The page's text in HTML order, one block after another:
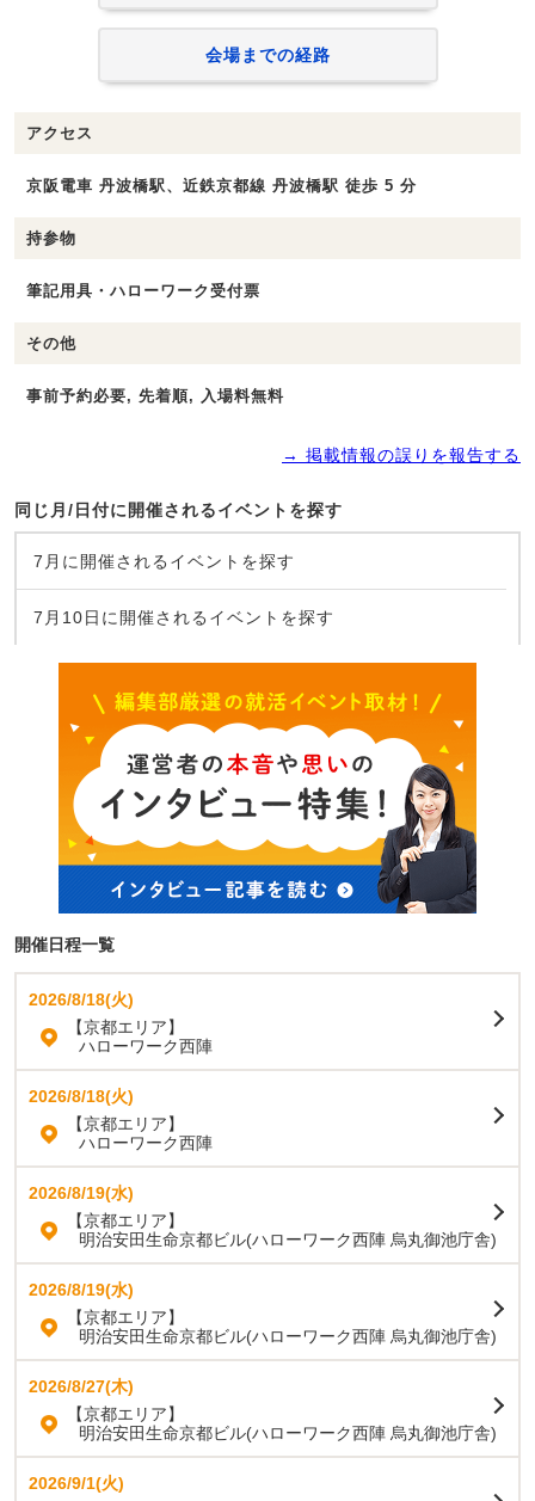
会場までの経路
アクセス
京阪電車 丹波橋駅、近鉄京都線 丹波橋駅 徒歩 5 分
持参物
筆記用具・ハローワーク受付票
その他
事前予約必要, 先着順, 入場料無料
→ 掲載情報の誤りを報告する
同じ月/日付に開催されるイベントを探す
7月に開催されるイベントを探す
7月10日に開催されるイベントを探す
開催日程一覧
2026/8/18(火)
【京都エリア】
ハローワーク西陣
2026/8/18(火)
【京都エリア】
ハローワーク西陣
2026/8/19(水)
【京都エリア】
明治安田生命京都ビル(ハローワーク西陣 烏丸御池庁舎)
2026/8/19(水)
【京都エリア】
明治安田生命京都ビル(ハローワーク西陣 烏丸御池庁舎)
2026/8/27(木)
【京都エリア】
明治安田生命京都ビル(ハローワーク西陣 烏丸御池庁舎)
2026/9/1(火)